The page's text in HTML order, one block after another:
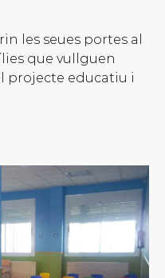
les seues portes al
que vullguen
projecte educatiu i